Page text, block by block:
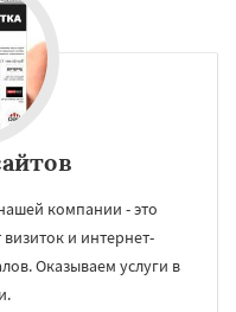
компании - это
визиток и интернет-
Оказываем услуги в